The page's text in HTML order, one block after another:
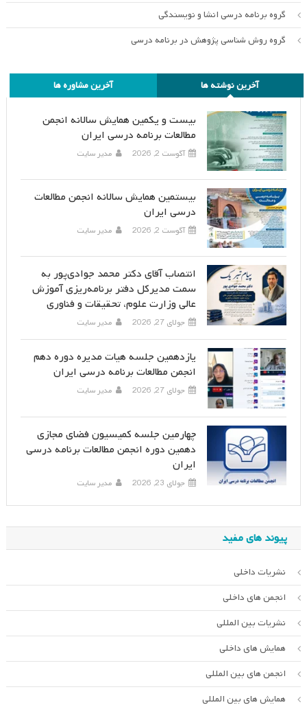
گروه برنامه درسی انشا و نویسندگی
گروه روش شناسی پژوهش در برنامه درسی
آخرین نوشته ها آخرین مشاوره ها
بیست و یکمین همایش سالانه انجمن
مطالعات برنامه درسی ایران
آگوست 2, 2026 مدیر سایت
بیستمین همایش سالانه انجمن مطالعات
درسی ایران
آگوست 2, 2026 مدیر سایت
انتصاب آقای دکتر محمد جوادی‌پور به
سمت مدیرکل دفتر برنامه‌ریزی آموزش
عالی وزارت علوم، تحقیقات و فناوری
جولای 27, 2026 مدیر سایت
یازدهمین جلسه هیات مدیره دوره دهم
انجمن مطالعات برنامه درسی ایران
جولای 27, 2026 مدیر سایت
چهارمین جلسه کمیسیون فضای مجازی
دهمین دوره انجمن مطالعات برنامه درسی
ایران
جولای 23, 2026 مدیر سایت
پیوند های مفید
نشریات داخلی
انجمن های داخلی
نشریات بین المللی
همایش های داخلی
انجمن های بین المللی
همایش های بین المللی